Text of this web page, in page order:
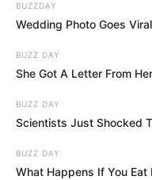
BUZZDAY
Wedding Photo Goes
BUZZ DAY
She Got A Letter From
BUZZ DAY
Scientists Just Shocked
BUZZ DAY
What Happens If You Eat